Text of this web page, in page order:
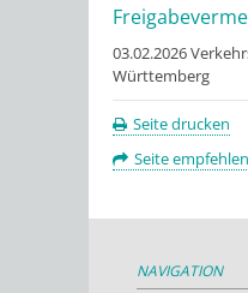
03.02.2026
Württemberg
Seite drucken
Seite empfehlen
NAVIGATION